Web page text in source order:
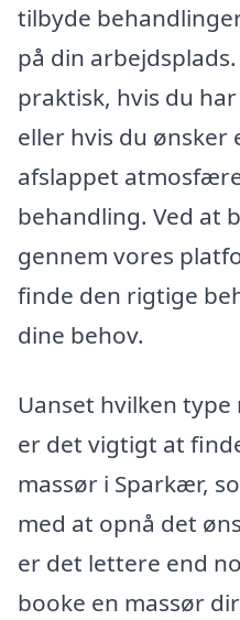
tilbyde
på din
praktisk, hvis du
eller hvis du ønsker
afslappet
behandling. Ved at
gennem vores
finde den rigtige
dine behov.
Uanset hvilken
er det vigtigt at
massør i Sparkær,
med at opnå det
er det lettere end
booke en massør